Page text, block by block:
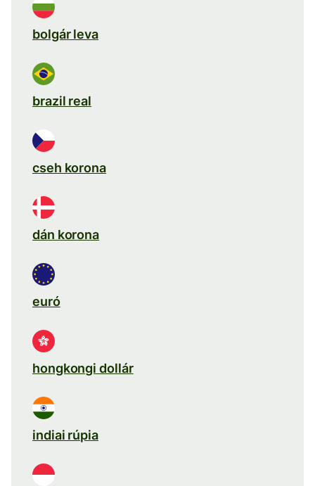
bolgár leva
brazil real
cseh korona
dán korona
euró
hongkongi dollár
indiai rúpia